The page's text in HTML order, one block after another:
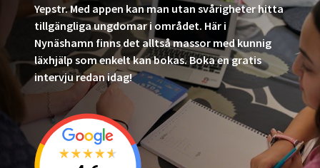
Yepstr. Med appen kan man utan svårigheter hitta
tillgängliga ungdomar i området. Här i
Nynäshamn finns det alltså massor med kunnig
läxhjälp som enkelt kan bokas. Boka en gratis
intervju redan idag!